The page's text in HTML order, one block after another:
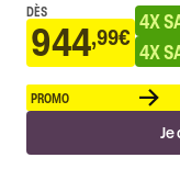
DÈS
944,99€
4X
4X
PROMO
Je